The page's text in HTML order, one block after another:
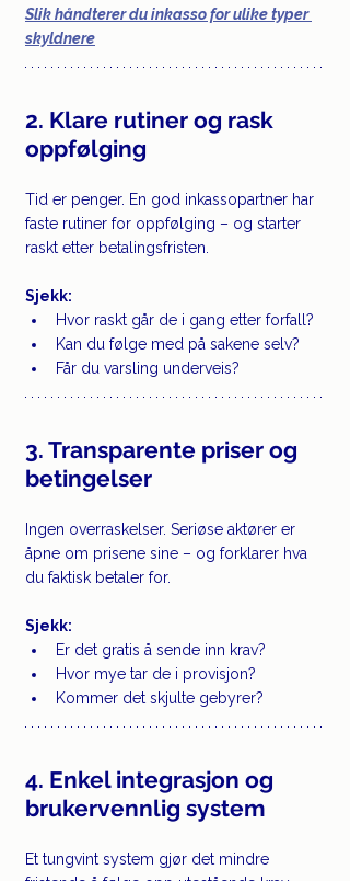
Slik håndterer du inkasso for ulike typer
skyldnere
2. Klare rutiner og rask
oppfølging
Tid er penger. En god inkassopartner har
faste rutiner for oppfølging – og starter
raskt etter betalingsfristen.
Sjekk:
Hvor raskt går de i gang etter forfall?
Kan du følge med på sakene selv?
Får du varsling underveis?
3. Transparente priser og
betingelser
Ingen overraskelser. Seriøse aktører er
åpne om prisene sine – og forklarer hva
du faktisk betaler for.
Sjekk:
Er det gratis å sende inn krav?
Hvor mye tar de i provisjon?
Kommer det skjulte gebyrer?
4. Enkel integrasjon og
brukervennlig system
Et tungvint system gjør det mindre